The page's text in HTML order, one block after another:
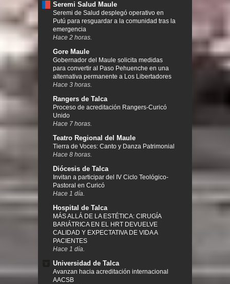
Seremi Salud Maule
Seremi de Salud desplegó operativo en
Putú para resguardar a la comunidad tras la
emergencia
Hace 2 horas.
Gore Maule
Gobernador del Maule solicita medidas
para convertir al Paso Pehuenche en una
alternativa permanente a Los Libertadores
Hace 3 horas.
Rangers de Talca
Proceso de acreditación Rangers-Curicó
Unido
Hace 7 horas.
Teatro Regional del Maule
Tierra de Voces: Canto y Danza Patrimonial
Hace 8 horas.
Diócesis de Talca
Invitan a participar del IV Ciclo Teológico-
Pastoral en Curicó
Hace 1 día.
Hospital de Talca
MÁS ALLÁ DE LA ESTÉTICA: CIRUGÍA
BARIÁTRICA EN EL HRT DEVUELVE
CALIDAD Y EXPECTATIVA DE VIDA A
PACIENTES
Hace 1 día.
Universidad de Talca
Avanzan hacia acreditación internacional
AACSB